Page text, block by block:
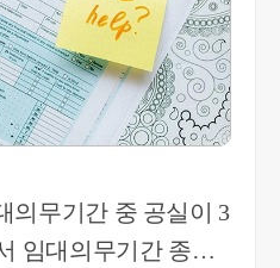
으로 판단을 하는 것입니
도 공시가격이 3억 미만이
일세대나 증여취득세율은
주소지에서는 별도세대가
에서 신고하는 개념도 아
경우, 부담없이 02 6403 92
으로 연락을 주셔도
의무기간 중 공실이 3
임대의무기간 종료